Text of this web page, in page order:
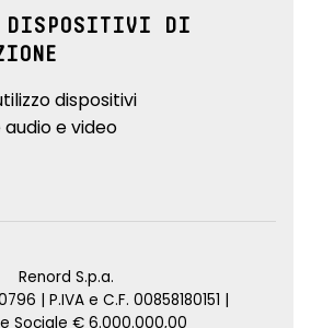
DISPOSITIVI DI
dispositivi
e video
Renord S.p.a.
| P.IVA e C.F. 00858180151 |
Sociale € 6.000.000,00